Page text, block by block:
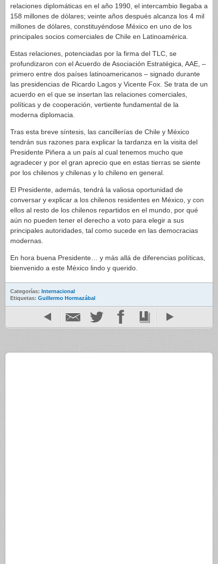
relaciones diplomáticas en el año 1990, el intercambio llegaba a
158 millones de dólares; veinte años después alcanza los 4 mil
millones de dólares, constituyéndose México en uno de los
principales socios comerciales de Chile en Latinoamérica.
Estas relaciones, potenciadas por la firma del TLC, se
profundizaron con el Acuerdo de Asociación Estratégica, AAE, –
primero entre dos países latinoamericanos – signado durante
las presidencias de Ricardo Lagos y Vicente Fox. Se trata de un
acuerdo en el que se insertan las relaciones comerciales,
políticas y de cooperación, vertiente fundamental de la
moderna diplomacia.
Tras esta breve síntesis, las cancillerías de Chile y México
tendrán sus razones para explicar la tardanza en la visita del
Presidente Piñera a un país al cual tenemos mucho que
agradecer y por el gran aprecio que en estas tierras se siente
por los chilenos y chilenas y lo chileno en general.
El Presidente, además, tendrá la valiosa oportunidad de
conversar y explicar a los chilenos residentes en México, y con
ellos al resto de los chilenos repartidos en el mundo, por qué
aún no pueden tener el derecho a voto para elegir a sus
principales autoridades, tal como sucede en las democracias
modernas.
En hora buena Presidente… y más allá de diferencias políticas,
bienvenido a este México lindo y querido.
Categorías: Internacional
Etiquetas: Guillermo Hormazábal